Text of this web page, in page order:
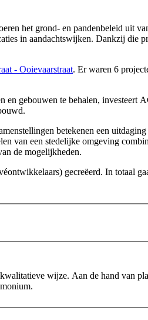
het grond- en pandenbeleid uit
in aandachtswijken. Dankzij die
- Ooievaarstraat. Er waren 6
gebouwen te behalen, investeert
betekenen een
van een stedelijke omgeving
de mogelijkheden.
gecreëerd. In totaal
wijze. Aan de hand van